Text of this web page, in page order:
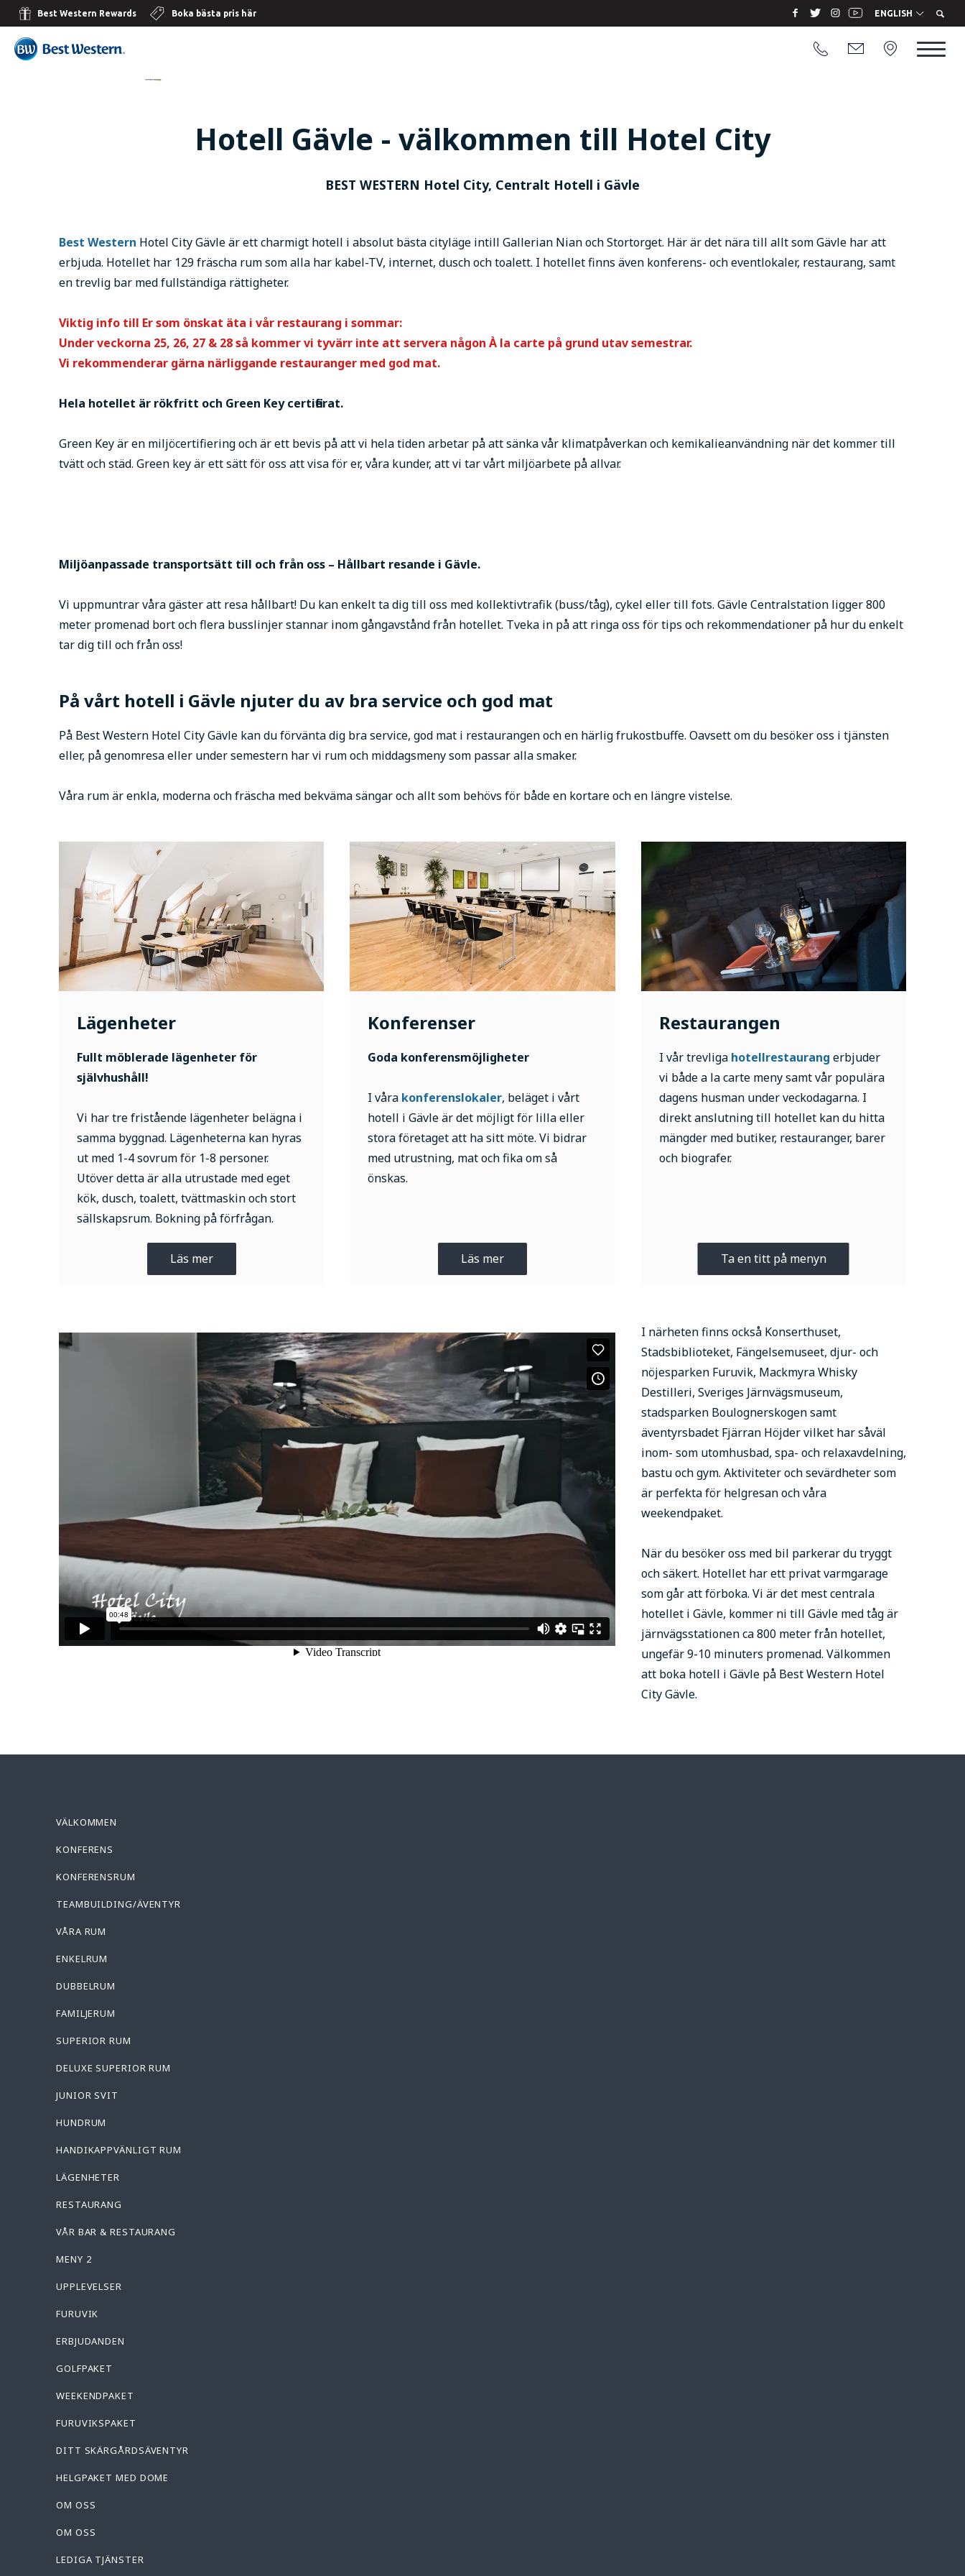
Best Western Rewards Boka bästa pris här ENGLISH
Hotell Gävle - välkommen till Hotel City
BEST WESTERN Hotel City, Centralt Hotell i Gävle
Best Western Hotel City Gävle är ett charmigt hotell i absolut bästa cityläge intill Gallerian Nian och Stortorget. Här är det nära till allt som Gävle har att
erbjuda. Hotellet har 129 fräscha rum som alla har kabel-TV, internet, dusch och toalett. I hotellet finns även konferens- och eventlokaler, restaurang, samt
en trevlig bar med fullständiga rättigheter.
Viktig info till Er som önskat äta i vår restaurang i sommar:
Under veckorna 25, 26, 27 & 28 så kommer vi tyvärr inte att servera någon À la carte på grund utav semestrar.
Vi rekommenderar gärna närliggande restauranger med god mat.
Hela hotellet är rökfritt och Green Key certifierat.
Green Key är en miljöcertifiering och är ett bevis på att vi hela tiden arbetar på att sänka vår klimatpåverkan och kemikalieanvändning när det kommer till
tvätt och städ. Green key är ett sätt för oss att visa för er, våra kunder, att vi tar vårt miljöarbete på allvar.
Miljöanpassade transportsätt till och från oss – Hållbart resande i Gävle.
Vi uppmuntrar våra gäster att resa hållbart! Du kan enkelt ta dig till oss med kollektivtrafik (buss/tåg), cykel eller till fots. Gävle Centralstation ligger 800
meter promenad bort och flera busslinjer stannar inom gångavstånd från hotellet. Tveka in på att ringa oss för tips och rekommendationer på hur du enkelt
tar dig till och från oss!
På vårt hotell i Gävle njuter du av bra service och god mat
På Best Western Hotel City Gävle kan du förvänta dig bra service, god mat i restaurangen och en härlig frukostbuffe. Oavsett om du besöker oss i tjänsten
eller, på genomresa eller under semestern har vi rum och middagsmeny som passar alla smaker.
Våra rum är enkla, moderna och fräscha med bekväma sängar och allt som behövs för både en kortare och en längre vistelse.
Lägenheter
Fullt möblerade lägenheter för
självhushåll!
Vi har tre fristående lägenheter belägna i
samma byggnad. Lägenheterna kan hyras
ut med 1-4 sovrum för 1-8 personer.
Utöver detta är alla utrustade med eget
kök, dusch, toalett, tvättmaskin och stort
sällskapsrum. Bokning på förfrågan.
Läs mer
Konferenser
Goda konferensmöjligheter
I våra konferenslokaler, beläget i vårt
hotell i Gävle är det möjligt för lilla eller
stora företaget att ha sitt möte. Vi bidrar
med utrustning, mat och fika om så
önskas.
Läs mer
Restaurangen
I vår trevliga hotellrestaurang erbjuder
vi både a la carte meny samt vår populära
dagens husman under veckodagarna. I
direkt anslutning till hotellet kan du hitta
mängder med butiker, restauranger, barer
och biografer.
Ta en titt på menyn
I närheten finns också Konserthuset,
Stadsbiblioteket, Fängelsemuseet, djur- och
nöjesparken Furuvik, Mackmyra Whisky
Destilleri, Sveriges Järnvägsmuseum,
stadsparken Boulognerskogen samt
äventyrsbadet Fjärran Höjder vilket har såväl
inom- som utomhusbad, spa- och relaxavdelning,
bastu och gym. Aktiviteter och sevärdheter som
är perfekta för helgresan och våra
weekendpaket.
När du besöker oss med bil parkerar du tryggt
och säkert. Hotellet har ett privat varmgarage
som går att förboka. Vi är det mest centrala
hotellet i Gävle, kommer ni till Gävle med tåg är
järnvägsstationen ca 800 meter från hotellet,
ungefär 9-10 minuters promenad. Välkommen
att boka hotell i Gävle på Best Western Hotel
City Gävle.
VÄLKOMMEN
KONFERENS
KONFERENSRUM
TEAMBUILDING/ÄVENTYR
VÅRA RUM
ENKELRUM
DUBBELRUM
FAMILJERUM
SUPERIOR RUM
DELUXE SUPERIOR RUM
JUNIOR SVIT
HUNDRUM
HANDIKAPPVÄNLIGT RUM
LÄGENHETER
RESTAURANG
VÅR BAR & RESTAURANG
MENY 2
UPPLEVELSER
FURUVIK
ERBJUDANDEN
GOLFPAKET
WEEKENDPAKET
FURUVIKSPAKET
DITT SKÄRGÅRDSÄVENTYR
HELGPAKET MED DOME
OM OSS
OM OSS
LEDIGA TJÄNSTER